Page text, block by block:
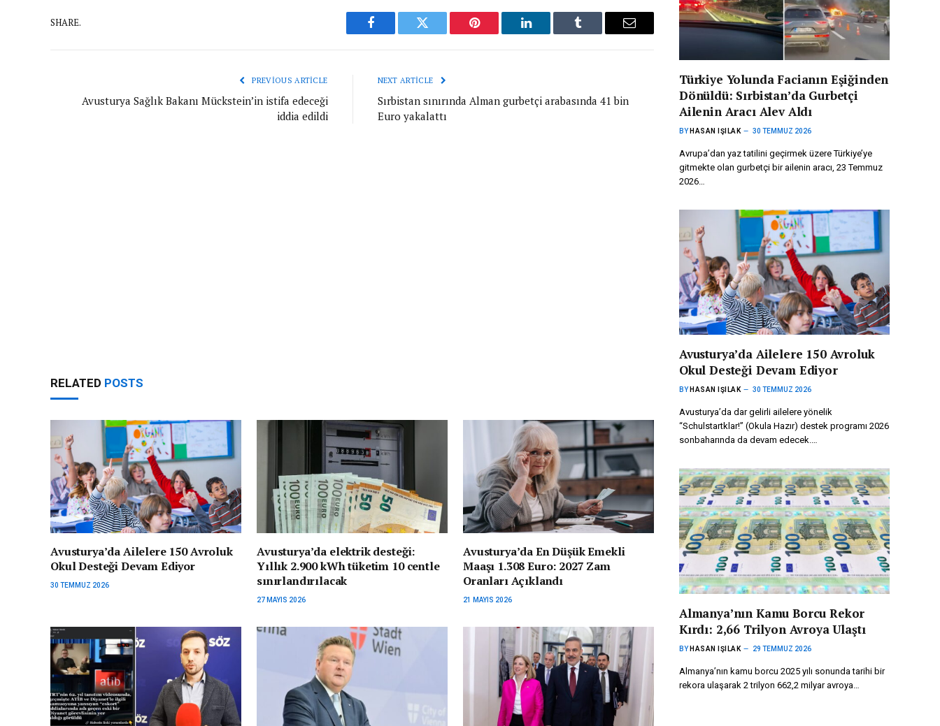
SHARE.
Facebook Twitter Pinterest LinkedIn Tumblr Email
PREVIOUS ARTICLE
Avusturya Sağlık Bakanı Mückstein’in istifa edeceği
iddia edildi
NEXT ARTICLE
Sırbistan sınırında Alman gurbetçi arabasında 41 bin
Euro yakalattı
RELATED POSTS
Avusturya’da Ailelere 150 Avroluk
Okul Desteği Devam Ediyor
30 TEMMUZ 2026
Avusturya’da elektrik desteği:
Yıllık 2.900 kWh tüketim 10 centle
sınırlandırılacak
27 MAYIS 2026
Avusturya’da En Düşük Emekli
Maaşı 1.308 Euro: 2027 Zam
Oranları Açıklandı
21 MAYIS 2026
Türkiye Yolunda Facianın Eşiğinden
Dönüldü: Sırbistan’da Gurbetçi
Ailenin Aracı Alev Aldı
BY HASAN IŞILAK 30 TEMMUZ 2026
Avrupa’dan yaz tatilini geçirmek üzere Türkiye’ye
gitmekte olan gurbetçi bir ailenin aracı, 23 Temmuz
2026…
Avusturya’da Ailelere 150 Avroluk
Okul Desteği Devam Ediyor
BY HASAN IŞILAK 30 TEMMUZ 2026
Avusturya’da dar gelirli ailelere yönelik
“Schulstartklar!” (Okula Hazır) destek programı 2026
sonbaharında da devam edecek.…
Almanya’nın Kamu Borcu Rekor
Kırdı: 2,66 Trilyon Avroya Ulaştı
BY HASAN IŞILAK 29 TEMMUZ 2026
Almanya’nın kamu borcu 2025 yılı sonunda tarihi bir
rekora ulaşarak 2 trilyon 662,2 milyar avroya…